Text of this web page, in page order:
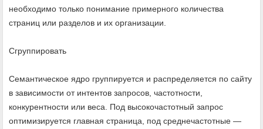
необходимо только понимание примерного количества
страниц или разделов и их организации.
Сгруппировать
Семантическое ядро группируется и распределяется по сайту
в зависимости от интентов запросов, частотности,
конкурентности или веса. Под высокочастотный запрос
оптимизируется главная страница, под среднечастотные —